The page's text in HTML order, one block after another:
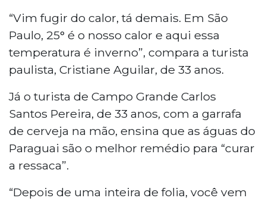
“Vim fugir do calor, tá demais. Em São
Paulo, 25° é o nosso calor e aqui essa
temperatura é inverno”, compara a turista
paulista, Cristiane Aguilar, de 33 anos.
Já o turista de Campo Grande Carlos
Santos Pereira, de 33 anos, com a garrafa
de cerveja na mão, ensina que as águas do
Paraguai são o melhor remédio para “curar
a ressaca”.
“Depois de uma inteira de folia, você vem